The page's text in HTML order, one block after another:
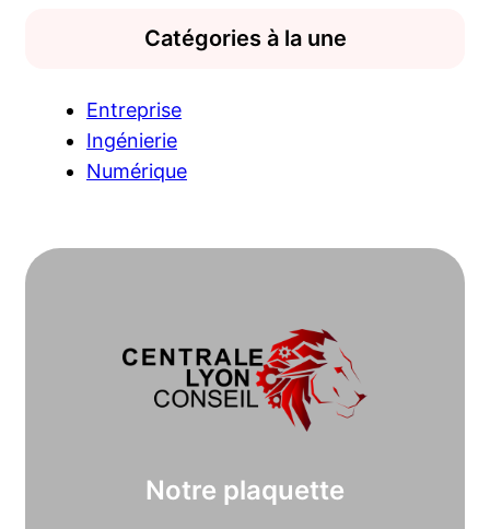
Catégories à la une
Entreprise
Ingénierie
Numérique
Notre plaquette